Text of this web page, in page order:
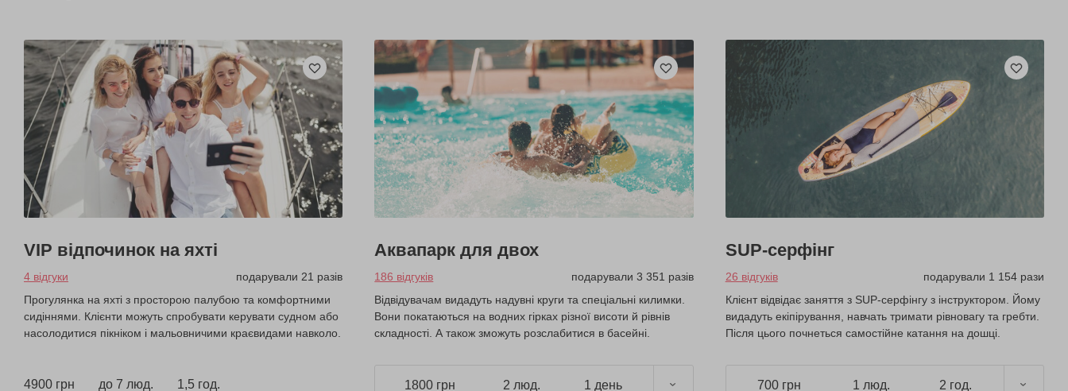
VIP відпочинок на яхті
4 відгуки
подарували 21 разів
Прогулянка на яхті з просторою палубою та комфортними
сидіннями. Клієнти можуть спробувати керувати судном або
насолодитися пікніком і мальовничими краєвидами навколо.
4900 грн до 7 люд. 1,5 год.
Аквапарк для двох
186 відгуків
подарували 3 351 разів
Відвідувачам видадуть надувні круги та спеціальні килимки.
Вони покатаються на водних гірках різної висоти й рівнів
складності. А також зможуть розслабитися в басейні.
1800 грн 2 люд. 1 день
SUP-серфінг
26 відгуків
подарували 1 154 рази
Клієнт відвідає заняття з SUP-серфінгу з інструктором. Йому
видадуть екіпірування, навчать тримати рівновагу та гребти.
Після цього почнеться самостійне катання на дошці.
700 грн 1 люд. 2 год.